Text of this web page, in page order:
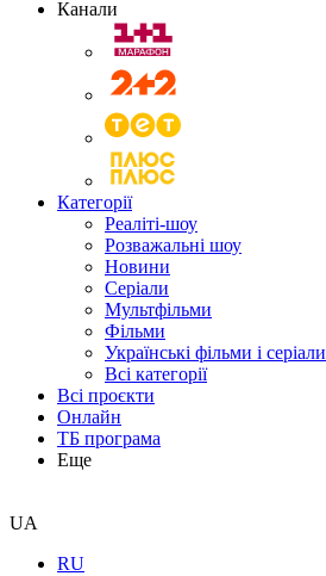
Канали
Категорії
Реаліті-шоу
Розважальні шоу
Новини
Серіали
Мультфільми
Фільми
Українські фільми і серіали
Всі категорії
Всі проєкти
Онлайн
ТБ програма
Еще
UA
RU